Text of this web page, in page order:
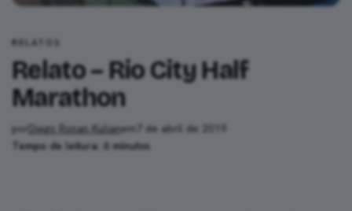
RELATOS
Relato – Rio City Half
Marathon
por Diego Ronan Kulianem 7 de abril de 2019
Tempo de leitura: 6 minutos